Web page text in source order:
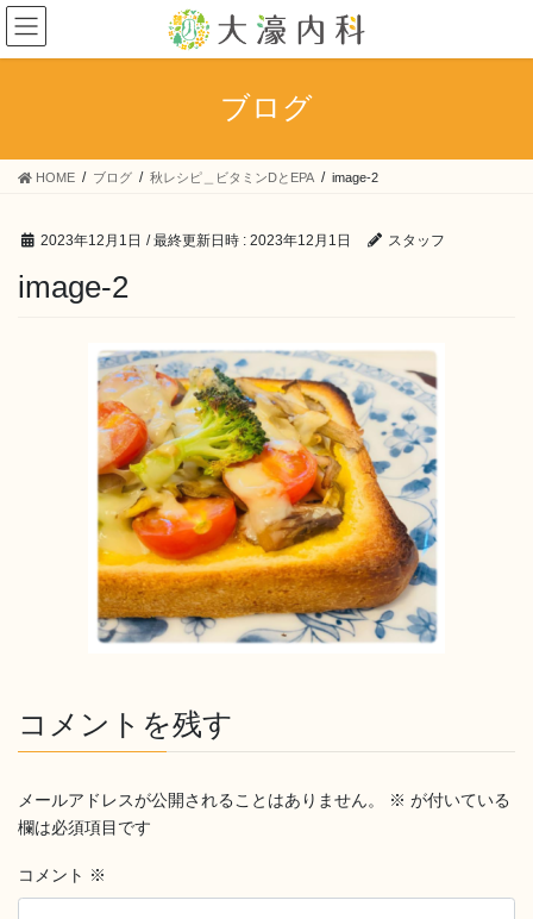
コ
ン
テ
ス
ナ
ビ
ゲ
ン
ブログ
HOME ブログ 秋レシピ＿ビタミンDとEPA image-2
2023年12月1日 / 最終更新日時 : 2023年12月1日 スタッフ
image-2
コメントを残す
メールアドレスが公開されることはありません。 ※ が付いている
欄は必須項目です
コメント ※